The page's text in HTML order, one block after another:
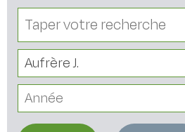
Aufrère J.
Année